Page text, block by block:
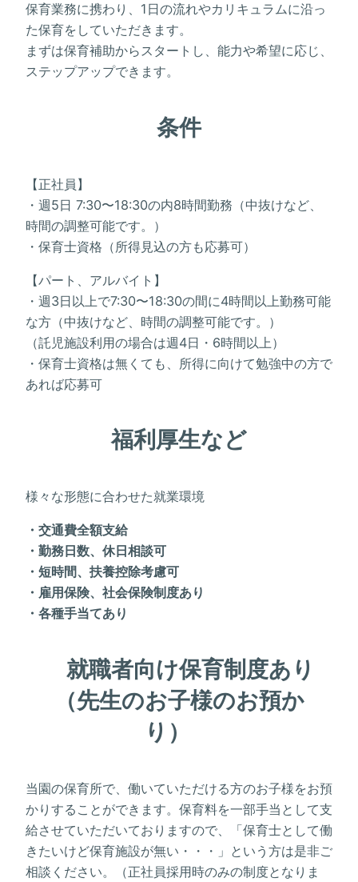
保育業務に携わり、1日の流れやカリキュラムに沿っ
た保育をしていただきます。
まずは保育補助からスタートし、能力や希望に応じ、
ステップアップできます。
条件
【正社員】
・週5日 7:30〜18:30の内8時間勤務（中抜けなど、
時間の調整可能です。）
・保育士資格（所得見込の方も応募可）
【パート、アルバイト】
・週3日以上で7:30〜18:30の間に4時間以上勤務可能
な方（中抜けなど、時間の調整可能です。）
（託児施設利用の場合は週4日・6時間以上）
・保育士資格は無くても、所得に向けて勉強中の方で
あれば応募可
福利厚生など
様々な形態に合わせた就業環境
・交通費全額支給
・勤務日数、休日相談可
・短時間、扶養控除考慮可
・雇用保険、社会保険制度あり
・各種手当てあり
就職者向け保育制度あり
（先生のお子様のお預か
り）
当園の保育所で、働いていただける方のお子様をお預
かりすることができます。保育料を一部手当として支
給させていただいておりますので、「保育士として働
きたいけど保育施設が無い・・・」という方は是非ご
相談ください。（正社員採用時のみの制度となりま